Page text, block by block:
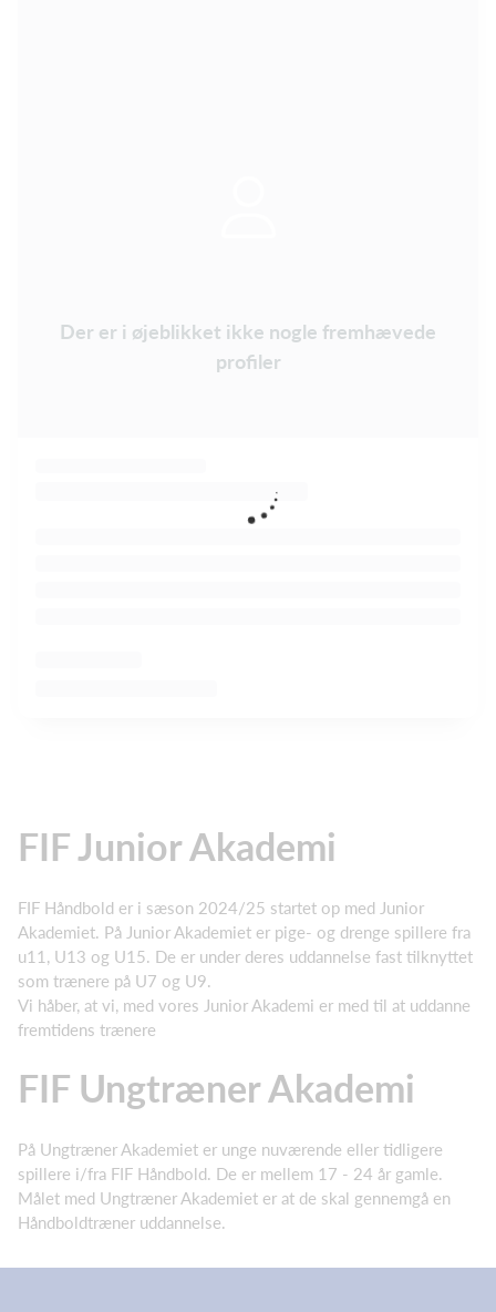
Der er i øjeblikket ikke nogle fremhævede
profiler
FIF Junior Akademi
FIF Håndbold er i sæson 2024/25 startet op med Junior
Akademiet. På Junior Akademiet er pige- og drenge spillere fra
u11, U13 og U15. De er under deres uddannelse fast tilknyttet
som trænere på U7 og U9.
Vi håber, at vi, med vores Junior Akademi er med til at uddanne
fremtidens trænere
FIF Ungtræner Akademi
På Ungtræner Akademiet er unge nuværende eller tidligere
spillere i/fra FIF Håndbold. De er mellem 17 - 24 år gamle.
Målet med Ungtræner Akademiet er at de skal gennemgå en
Håndboldtræner uddannelse.